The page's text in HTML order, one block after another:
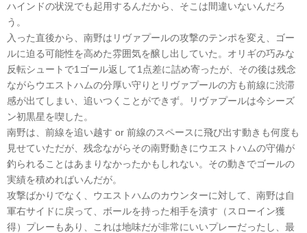
ハインドの状況でも起用するんだから、そこは間違いないんだろ
う。
入った直後から、南野はリヴァプールの攻撃のテンポを変え、ゴー
ルに迫る可能性を高めた雰囲気を醸し出していた。オリギの巧みな
反転シュートで1ゴール返して1点差に詰め寄ったが、その後は残念
ながらウエストハムの分厚い守りとリヴァプールの方も前線に渋滞
感が出てしまい、追いつくことができず。リヴァプールは今シーズ
ン初黒星を喫した。
南野は、前線を追い越す or 前線のスペースに飛び出す動きも何度も
見せていただが、残念ながらその南野動きにウエストハムの守備が
釣られることはあまりなかったかもしれない。その動きでゴールの
実績を積めればいんだが。
攻撃ばかりでなく、ウエストハムのカウンターに対して、南野は自
軍右サイドに戻って、ボールを持った相手を潰す（スローイン獲
得）プレーもあり、これは地味だが非常にいいプレーだったし、最